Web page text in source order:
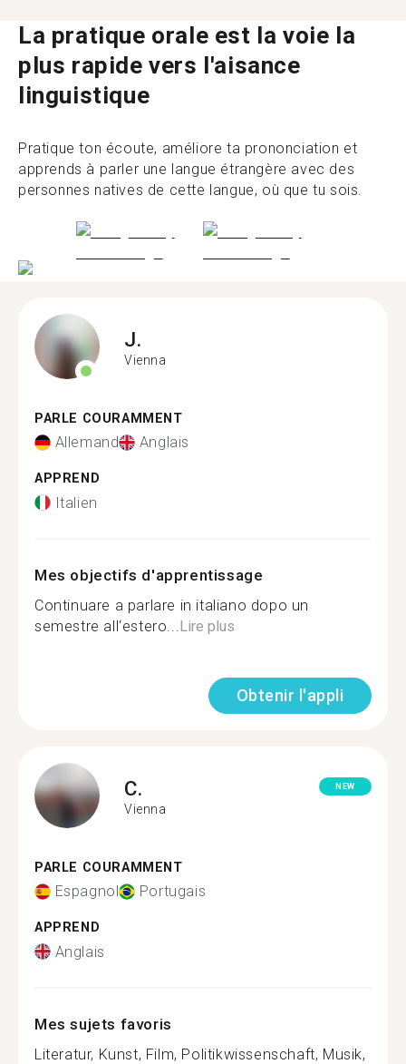
La pratique orale est la voie la
plus rapide vers l'aisance
linguistique
Pratique ton écoute, améliore ta prononciation et
apprends à parler une langue étrangère avec des
personnes natives de cette langue, où que tu sois.
J.
Vienna
PARLE COURAMMENT
Allemand Anglais
APPREND
Italien
Mes objectifs d'apprentissage
Continuare a parlare in italiano dopo un
semestre all‘estero... Lire plus
Obtenir l'appli
C.
Vienna
NEW
PARLE COURAMMENT
Espagnol Portugais
APPREND
Anglais
Mes sujets favoris
Literatur, Kunst, Film, Politikwissenschaft, Musik,